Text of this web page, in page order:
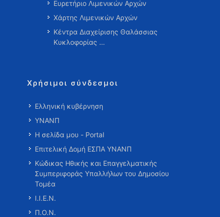
Ευρετήριο Λιμενικών Αρχών
Χάρτης Λιμενικών Αρχών
Κέντρα Διαχείρισης Θαλάσσιας
Κυκλοφορίας …
Χρήσιμοι σύνδεσμοι
Ελληνική κυβέρνηση
ΥΝΑΝΠ
Η σελίδα μου - Portal
Επιτελική Δομή ΕΣΠΑ ΥΝΑΝΠ
Κώδικας Ηθικής και Επαγγελματικής
Συμπεριφοράς Υπαλλήλων του Δημοσίου
Τομέα
Ι.Ι.Ε.Ν.
Π.Ο.Ν.